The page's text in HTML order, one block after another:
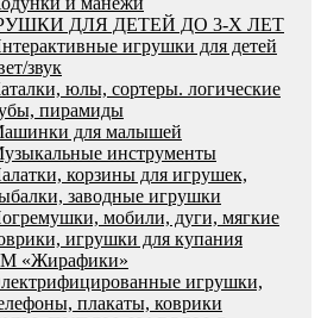
ДЛЯ ДЕТЕЙ ДО 3-Х ЛЕТ
игрушки для детей
звук
юлы, сортеры. логические
пирамиды
для малышей
инструменты
корзины для игрушек,
заводные игрушки
мобили, дуги, мягкие
игрушки для купания
«Жирафики»
игрушки,
плакаты, коврики